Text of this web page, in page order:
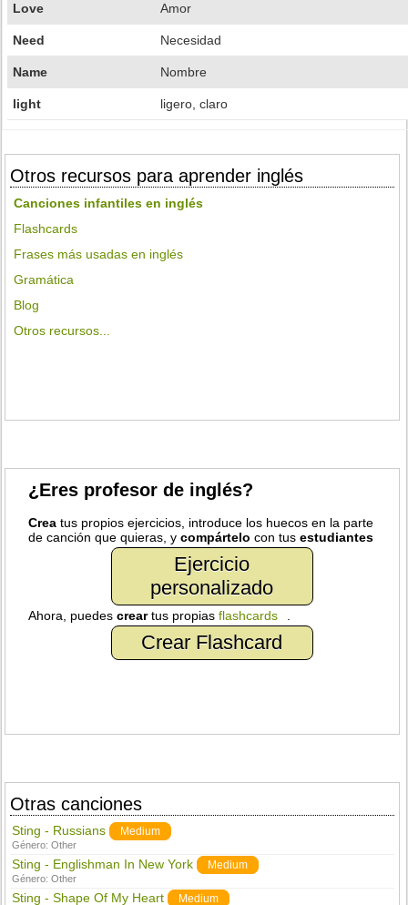
Love Amor
Need Necesidad
Name Nombre
light ligero, claro
Otros recursos para aprender inglés
Canciones infantiles en inglés
Flashcards
Frases más usadas en inglés
Gramática
Blog
Otros recursos...
¿Eres profesor de inglés?
Crea tus propios ejercicios, introduce los huecos en la parte
de canción que quieras, ycompártelo con tusestudiantes
Ejercicio
personalizado
Ahora, puedescreartus propiasflashcards
Crear Flashcard
Otras canciones
Sting - Russians Medium
Género:Other
Sting - Englishman In New York Medium
Género:Other
Sting - Shape Of My Heart Medium